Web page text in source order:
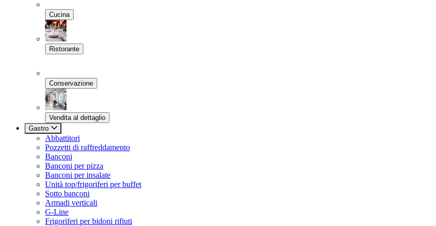
Cucina
Ristorante
Conservazione
Vendita al dettaglio
Gastro
Abbattitori
Pozzetti di raffreddamento
Banconi
Banconi per pizza
Banconi per insalate
Unità top/frigoriferi per buffet
Sotto banconi
Armadi verticali
G-Line
Frigoriferi per bidoni rifiuti